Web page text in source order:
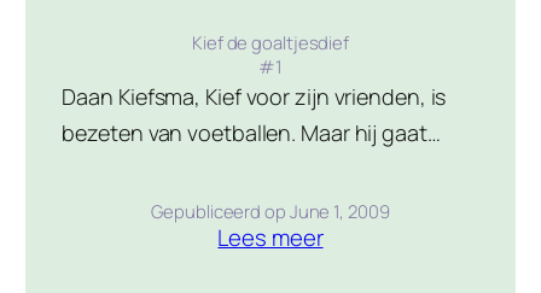
Kief de goaltjesdief
#1
Daan Kiefsma, Kief voor zijn vrienden, is
bezeten van voetballen. Maar hij gaat
omgeving inruilen voor een nieuwe. Dat
betekent onder andere een nieuwe school
Gepubliceerd op June 1, 2009
Lees meer